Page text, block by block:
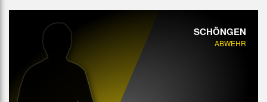
SCHÖNGEN
ABWEHR